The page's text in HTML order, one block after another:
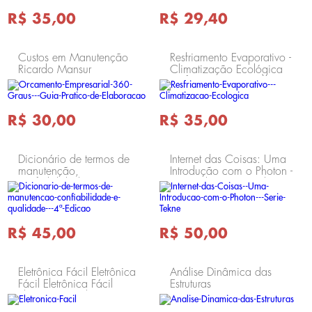
R$ 35,00 R$ 29,40
Custos em Manutenção
Ricardo Mansur
R$ 30,00
Resfriamento Evaporativo -
Climatização Ecológica
Resfriamento Evaporativo -
Climatização Ecológica
R$ 35,00
Dicionário de termos de
manutenção,
confiabilidade e
qualidade - 4ª Edição
Dicionário de termos
R$ 45,00
Internet das Coisas: Uma
Introdução com o Photon -
Série Tekne Internet das
Coisas: Uma Introdução
com
R$ 50,00
Eletrônica Fácil Eletrônica
Fácil Eletrônica Fácil
Eletrônica Fácil
Análise Dinâmica das
Estruturas